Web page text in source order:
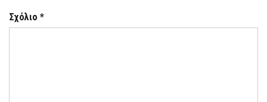
Σχόλιο *